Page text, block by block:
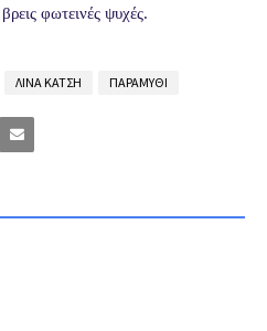
φωτεινές ψυχές.
ΛΙΝΑ ΚΑΤΣΗ ΠΑΡΑΜΥΘΙ